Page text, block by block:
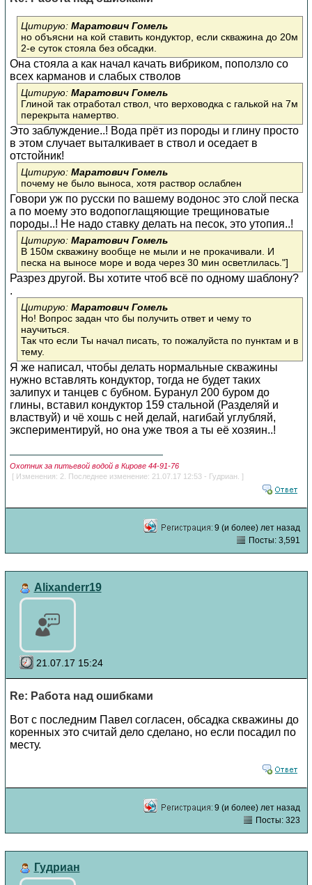
Цитирую: Маратович Гомель
но объясни на кой ставить кондуктор, если скважина до 20м
2-е суток стояла без обсадки.
Она стояла а как начал качать вибриком, поползло со
всех карманов и слабых стволов
Цитирую: Маратович Гомель
Глиной так отработал ствол, что верховодка с галькой на 7м
перекрыта намертво.
Это заблуждение..! Вода прёт из породы и глину просто
в этом случает выталкивает в ствол и оседает в
отстойник!
Цитирую: Маратович Гомель
почему не было выноса, хотя раствор ослаблен
Говори уж по русски по вашему водонос это слой песка
а по моему это водопоглащяющие трещиноватые
породы..! Не надо ставку делать на песок, это утопия..!
Цитирую: Маратович Гомель
В 150м скважину вообще не мыли и не прокачивали. И
песка на выносе море и вода через 30 мин осветлилась."]
Разрез другой. Вы хотите чтоб всё по одному шаблону?
.
Цитирую: Маратович Гомель
Но! Вопрос задан что бы получить ответ и чему то
научиться.
Так что если Ты начал писать, то пожалуйста по пунктам и в
тему.
Я же написал, чтобы делать нормальные скважины
нужно вставлять кондуктор, тогда не будет таких
залипух и танцев с бубном. Буранул 200 буром до
глины, вставил кондуктор 159 стальной (Разделяй и
властвуй) и чё хошь с ней делай, нагибай углубляй,
экспериментируй, но она уже твоя а ты её хозяин..!
Охотник за питьевой водой в Кирове 44-91-76
[ Изменения: 2. Последнее изменение: 21.07.17 12:53 - Гудриан. ]
9 (и более) лет назад
Посты: 3,591
Alixanderr19
21.07.17 15:24
Re: Работа над ошибками
Вот с последним Павел согласен, обсадка скважины до
коренных это считай дело сделано, но если посадил по
месту.
9 (и более) лет назад
Посты: 323
Гудриан